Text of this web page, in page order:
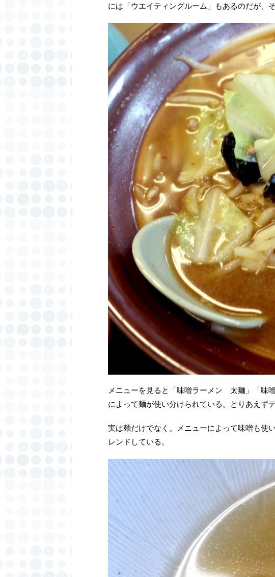
には「ウエイティングルーム」もあるのだが、
メニューを見ると「味噌ラーメン 太麺」「
によって麺が使い分けられている。とりあえず
実は麺だけでなく。メニューによって味噌も使
レンドしている。